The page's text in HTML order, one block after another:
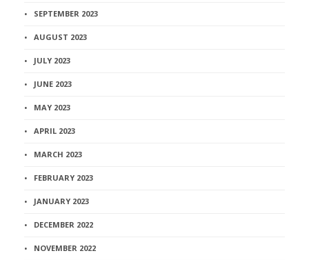
SEPTEMBER 2023
AUGUST 2023
JULY 2023
JUNE 2023
MAY 2023
APRIL 2023
MARCH 2023
FEBRUARY 2023
JANUARY 2023
DECEMBER 2022
NOVEMBER 2022